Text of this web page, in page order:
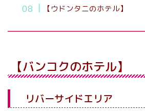
【ウドンタニのホテル】
【バンコクのホテル】
リバーサイドエリア